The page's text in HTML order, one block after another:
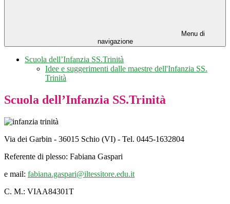
Menu di
navigazione
Scuola dell’Infanzia SS.Trinità
Idee e suggerimenti dalle maestre dell'Infanzia SS.
Trinità
Scuola dell’Infanzia SS.Trinità
Via dei Garbin - 36015 Schio (VI) - Tel. 0445-1632804
Referente di plesso: Fabiana Gaspari
e mail: fabiana.gaspari@iltessitore.edu.it
C. M.: VIAA84301T